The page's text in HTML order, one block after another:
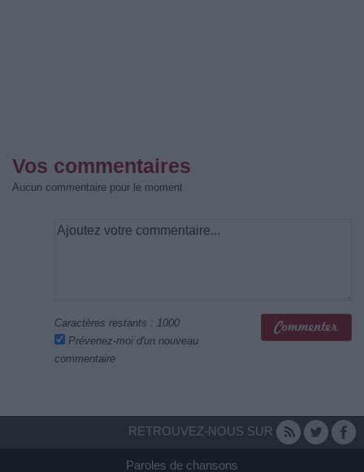
Vos commentaires
Aucun commentaire pour le moment
Caractères restants : 1000
Prévenez-moi d'un nouveau
commentaire
RETROUVEZ-NOUS SUR
Paroles de chansons